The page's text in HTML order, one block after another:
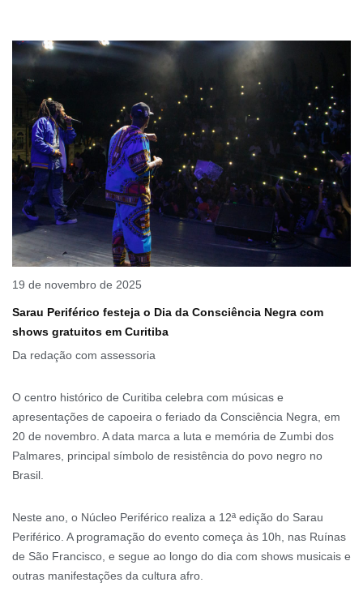
19 de novembro de 2025
Sarau Periférico festeja o Dia da Consciência Negra com
shows gratuitos em Curitiba
Da redação com assessoria
O centro histórico de Curitiba celebra com músicas e
apresentações de capoeira o feriado da Consciência Negra, em
20 de novembro. A data marca a luta e memória de Zumbi dos
Palmares, principal símbolo de resistência do povo negro no
Brasil.
Neste ano, o Núcleo Periférico realiza a 12ª edição do Sarau
Periférico. A programação do evento começa às 10h, nas Ruínas
de São Francisco, e segue ao longo do dia com shows musicais e
outras manifestações da cultura afro.